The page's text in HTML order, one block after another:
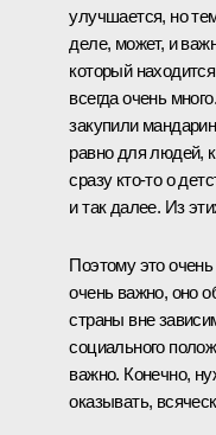
улучшается, но
деле, может, и
который
всегда очень
закупили
равно для людей,
сразу кто-то о
и так далее. Из
Поэтому это
очень важно, оно
страны вне
социального
важно. Конечно,
оказывать,